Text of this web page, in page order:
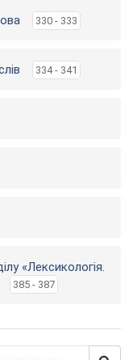
330 - 333
334 - 341
«Лексикологія.
385 - 387